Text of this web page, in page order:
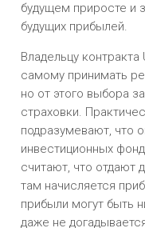
будущем приросте и
будущих прибылей.
Владельцу
самому принимать
но от этого выбора
страховки.
подразумевают, что
инвестиционных
считают, что отдают
там начисляется
прибыли могут быть
даже не